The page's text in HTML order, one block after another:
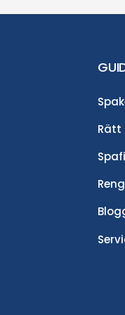
Rätt